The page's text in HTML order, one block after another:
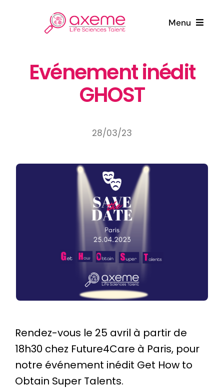
Menu
Candidats
Contact
Evénement inédit
GHOST
28/03/23
Rendez-vous le 25 avril à partir de
18h30 chez Future4Care à Paris, pour
notre événement inédit Get How to
Obtain Super Talents.